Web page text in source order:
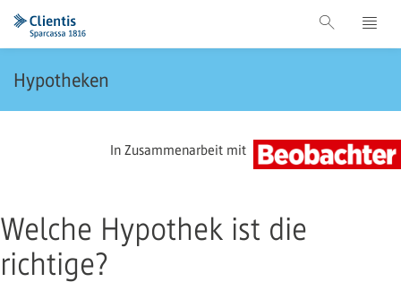
Hypotheken
In Zusammenarbeit mit
Welche Hypothek ist die
richtige?